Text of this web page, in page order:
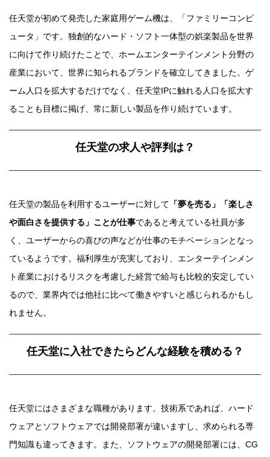
任天堂が初めて発売した家庭用ゲーム機は、「ファミリーコンピ
ュータ」です。独創的なハード・ソフト一体型の娯楽製品を世界
に向けて作り続けたことで、ホームエンターテインメント分野の
産業において、世界に知られるブランドを確立してきました。ゲ
ーム人口を拡大するだけでなく、任天堂IPに触れる人口を拡大す
ることも目標に掲げ、常に新しい製品を作り続けています。
任天堂の求人や評判は？
任天堂の製品を利用するユーザーに対して 「夢を売る」「楽しさ
や面白さを提供する」ことが仕事であると考えている社員が多
く、ユーザーからの喜びの声などが仕事のモチベーションとなっ
ているようです。福利厚生が充実しており、エンターテインメン
ト産業におけるリスクを考慮した経営で給与も比較的安定してい
るので、業界内では他社に比べて働きやすいと感じられるかもし
れません。
任天堂に入社できたらどんな経験を積める？
任天堂にはさまざまな職種があります。技術系であれば、ハード
ウェアとソフトウェアでは開発部署が違いますし、求められる専
門知識も違ってきます。また、ソフトウェアの開発部署には、CG